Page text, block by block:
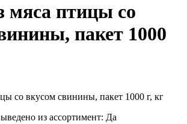
мяса птицы со
пакет 1000
со вкусом свинины, пакет 1000 г, кг
из ассортимент: Да